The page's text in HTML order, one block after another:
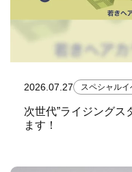
2026.07.27 スペシャルイ
次世代”ライジングス
ます！